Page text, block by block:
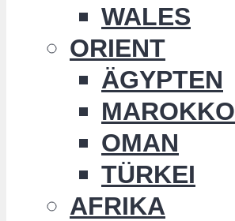
WALES
ORIENT
ÄGYPTEN
MAROKKO
OMAN
TÜRKEI
AFRIKA